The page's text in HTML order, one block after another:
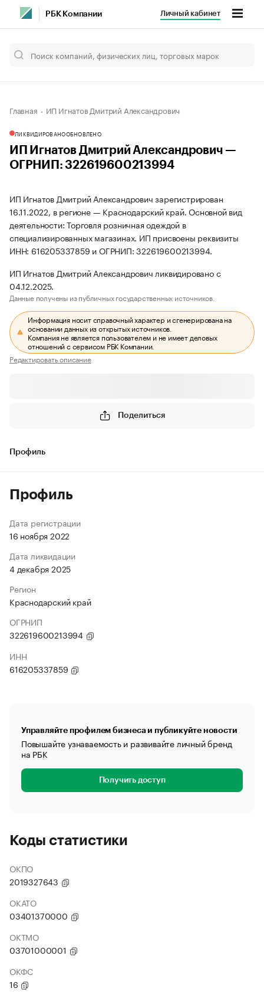
РБК Компании Личный кабинет
Главная ИП Игнатов Дмитрий Александрович
ЛИКВИДИРОВАНООБНОВЛЕНО
ИП Игнатов Дмитрий Александрович —
ОГРНИП: 322619600213994
ИП Игнатов Дмитрий Александрович зарегистрирован
16.11.2022, в регионе — Краснодарский край. Основной вид
деятельности: Торговля розничная одеждой в
специализированных магазинах. ИП присвоены реквизиты
ИНН: 616205337859 и ОГРНИП: 322619600213994.
ИП Игнатов Дмитрий Александрович ликвидировано с
04.12.2025.
Данные получены из публичных государственных источников.
Информация носит справочный характер и сгенерирована на
основании данных из открытых источников.
Компания не является пользователем и не имеет деловых
отношений с сервисом РБК Компании.
Редактировать описание
Поделиться
Профиль
Профиль
Дата регистрации
16 ноября 2022
Дата ликвидации
4 декабря 2025
Регион
Краснодарский край
ОГРНИП
322619600213994
ИНН
616205337859
Управляйте профилем бизнеса и публикуйте новости
Повышайте узнаваемость и развивайте личный бренд
на РБК
Получить доступ
Коды статистики
ОКПО
2019327643
ОКАТО
03401370000
ОКТМО
03701000001
ОКФС
16